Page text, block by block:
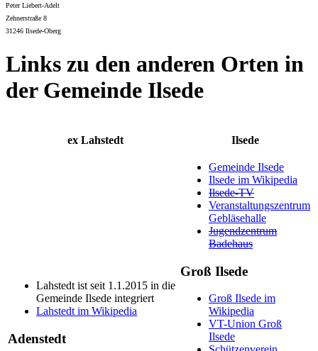
Peter Liebert-Adelt
Zehnerstraße 8
31246 Ilsede-Oberg
Links zu den anderen Orten in
der Gemeinde Ilsede
ex Lahstedt Ilsede
Lahstedt ist seit 1.1.2015 in die
Gemeinde Ilsede integriert
Lahstedt im Wikipedia
Adenstedt
Gemeinde Ilsede
Ilsede im Wikipedia
Ilsede-TV
Veranstaltungszentrum
Gebläsehalle
Jugendzentrum
Badehaus
Groß Ilsede
Groß Ilsede im
Wikipedia
VT-Union Groß
Ilsede